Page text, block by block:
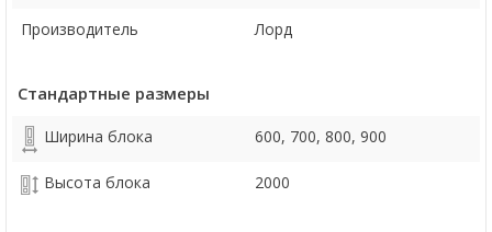
Производитель
Лорд
Стандартные размеры
Ширина блока 600, 700, 800, 900
Высота блока 2000